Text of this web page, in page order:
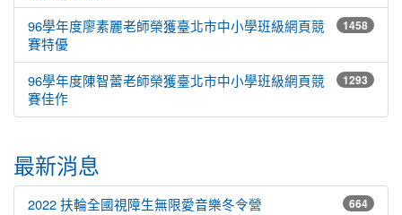
1458
96學年度廖素麗老師榮獲臺北市中小學班級網頁競
賽特優
1293
96學年度陳智蕾老師榮獲臺北市中小學班級網頁競
賽佳作
最新消息
664
2022 扶輪全國視障生無限愛音樂冬令營